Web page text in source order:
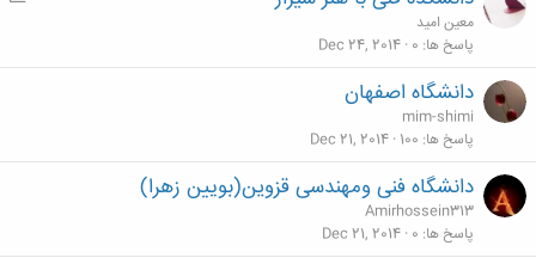
معین امید
پاسخ ها 0
Dec 24, 2014
دانشگاه اصفهان
mim-shimi
پاسخ ها 100
Dec 21, 2014
دانشگاه فنی ومهندسی قزوین(بویین زهرا)
Amirhossein313
پاسخ ها 0
Dec 21, 2014